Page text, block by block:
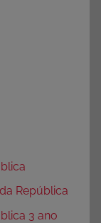
República
3 ano